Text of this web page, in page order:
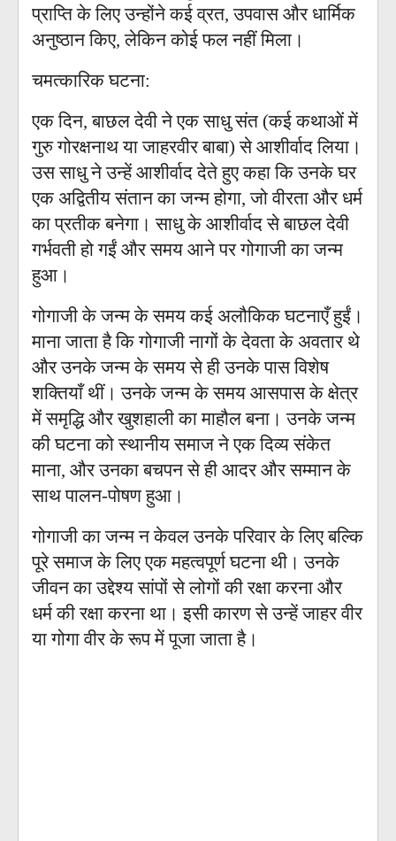
प्राप्ति के लिए उन्होंने कई व्रत, उपवास और धार्मिक
अनुष्ठान किए, लेकिन कोई फल नहीं मिला।
चमत्कारिक घटना:
एक दिन, बाछल देवी ने एक साधु संत (कई कथाओं में
गुरु गोरक्षनाथ या जाहरवीर बाबा) से आशीर्वाद लिया।
उस साधु ने उन्हें आशीर्वाद देते हुए कहा कि उनके घर
एक अद्वितीय संतान का जन्म होगा, जो वीरता और धर्म
का प्रतीक बनेगा। साधु के आशीर्वाद से बाछल देवी
गर्भवती हो गईं और समय आने पर गोगाजी का जन्म
हुआ।
गोगाजी के जन्म के समय कई अलौकिक घटनाएँ हुईं।
माना जाता है कि गोगाजी नागों के देवता के अवतार थे
और उनके जन्म के समय से ही उनके पास विशेष
शक्तियाँ थीं। उनके जन्म के समय आसपास के क्षेत्र
में समृद्धि और खुशहाली का माहौल बना। उनके जन्म
की घटना को स्थानीय समाज ने एक दिव्य संकेत
माना, और उनका बचपन से ही आदर और सम्मान के
साथ पालन-पोषण हुआ।
गोगाजी का जन्म न केवल उनके परिवार के लिए बल्कि
पूरे समाज के लिए एक महत्वपूर्ण घटना थी। उनके
जीवन का उद्देश्य सांपों से लोगों की रक्षा करना और
धर्म की रक्षा करना था। इसी कारण से उन्हें जाहर वीर
या गोगा वीर के रूप में पूजा जाता है।